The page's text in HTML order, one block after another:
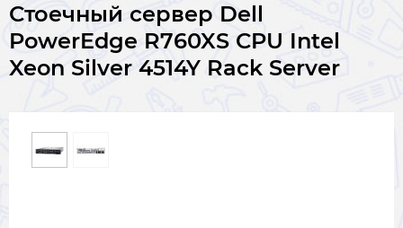
Стоечный сервер Dell
PowerEdge R760XS CPU Intel
Xeon Silver 4514Y Rack Server